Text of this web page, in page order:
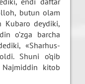
butun olam
Kubaro deydiki,
o’zga barcha
«Sharhus-
Shuni o’qib
Najmiddin kitob